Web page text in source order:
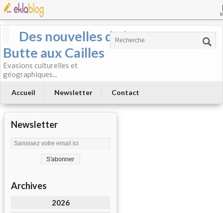
Des nouvelles de la
Butte aux Cailles
Evasions culturelles et
géographiques...
Accueil Newsletter Contact
Newsletter
Archives
2026